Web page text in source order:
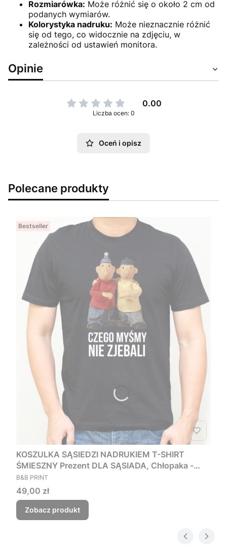
Rozmiarówka: Może różnić się o około 2 cm od
podanych wymiarów.
Kolorystyka nadruku: Może nieznacznie różnić
się od tego, co widocznie na zdjęciu, w
zależności od ustawień monitora.
Opinie
0.00
Liczba ocen: 0
Oceń i opisz
Polecane produkty
Bestseller
KOSZULKA SĄSIEDZI NADRUKIEM T-SHIRT
ŚMIESZNY Prezent DLA SĄSIADA, Chłopaka -
Czego myśmy nie zjebali
PRODUCENT
B&B PRINT
Cena
49,00 zł
Zobacz produkt